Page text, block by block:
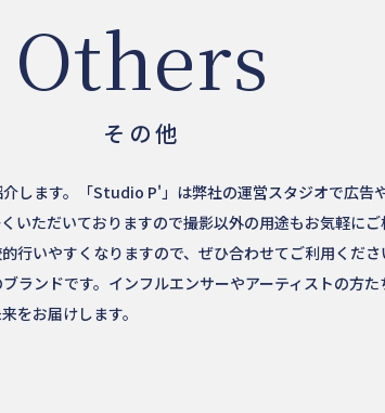
Others
その他
します。「Studio P'」は弊社の運営スタジオで広告
いただいておりますので撮影以外の用途もお気軽に
行いやすくなりますので、ぜひ合わせてご利用くだ
ランドです。インフルエンサーやアーティストの方た
をお届けします。